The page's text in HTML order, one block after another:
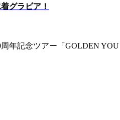
グラビア！
記念ツアー「GOLDEN